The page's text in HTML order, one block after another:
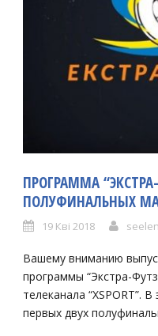
ПРОГРАММА
ПОЛУФИНАЛЬНЫХ
19 Кві 2018 seelen
Вашему вниманию
программы “Экстра-
телеканала “XSPORT”.
первых двух